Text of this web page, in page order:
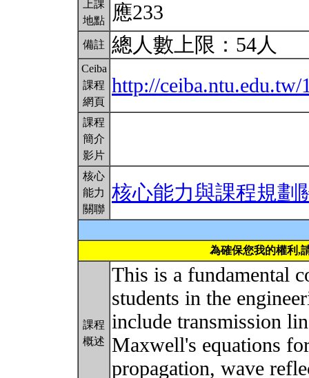
上課
地點
應233
備註 總人數上限：54人
Ceiba
課程
網頁
http://ceiba.ntu.edu.tw/
課程
簡介
影片
核心
能力
關聯
核心能力與課程規劃
為確保您我的權利,
課程
概述
This is a fundamental
students in the
include transmission
Maxwell's equations
propagation, wave